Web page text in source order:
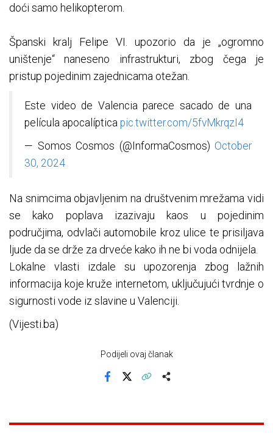
doći samo helikopterom.
Španski kralj Felipe VI. upozorio da je „ogromno
uništenje“ naneseno infrastrukturi, zbog čega je
pristup pojedinim zajednicama otežan.
Este video de Valencia parece sacado de una
película apocalíptica pic.twitter.com/5fvMkrqzI4
— Somos Cosmos (@InformaCosmos) October
30, 2024
Na snimcima objavljenim na društvenim mrežama vidi
se kako poplava izazivaju kaos u pojedinim
područjima, odvlači automobile kroz ulice te prisiljava
ljude da se drže za drveće kako ih ne bi voda odnijela.
Lokalne vlasti izdale su upozorenja zbog lažnih
informacija koje kruže internetom, uključujući tvrdnje o
sigurnosti vode iz slavine u Valenciji.
(Vijesti.ba)
Podijeli ovaj članak
Facebook